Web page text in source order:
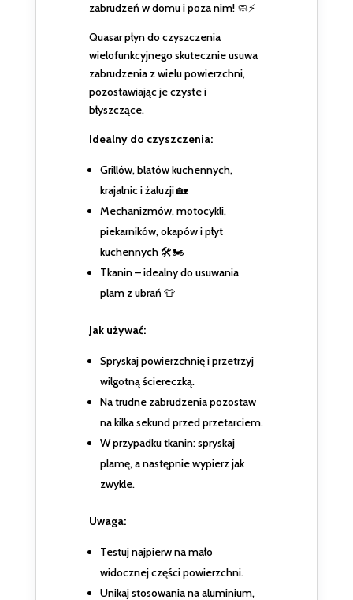
zabrudzeń w domu i poza nim! 🧼⚡
Quasar płyn do czyszczenia
wielofunkcyjnego skutecznie usuwa
zabrudzenia z wielu powierzchni,
pozostawiając je czyste i
błyszczące.
Idealny do czyszczenia:
Grillów, blatów kuchennych,
krajalnic i żaluzji 🏡
Mechanizmów, motocykli,
piekarników, okapów i płyt
kuchennych 🛠️🏍️
Tkanin – idealny do usuwania
plam z ubrań 👕
Jak używać:
Spryskaj powierzchnię i przetrzyj
wilgotną ściereczką.
Na trudne zabrudzenia pozostaw
na kilka sekund przed przetarciem.
W przypadku tkanin: spryskaj
plamę, a następnie wypierz jak
zwykle.
Uwaga:
Testuj najpierw na mało
widocznej części powierzchni.
Unikaj stosowania na aluminium,